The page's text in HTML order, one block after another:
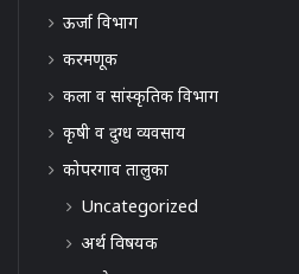
ऊर्जा विभाग
करमणूक
कला व सांस्कृतिक विभाग
कृषी व दुग्ध व्यवसाय
कोपरगाव तालुका
Uncategorized
अर्थ विषयक